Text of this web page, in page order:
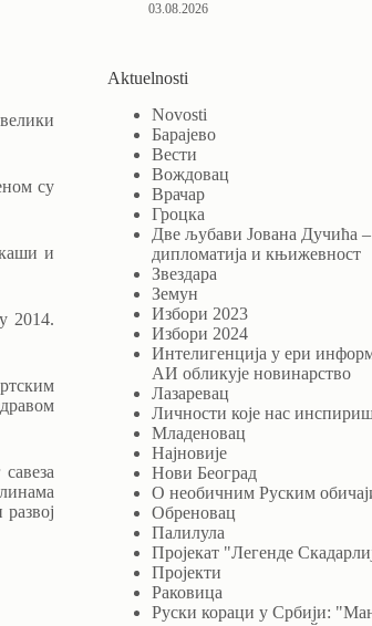
су
и
2014.
03.08.2026
Aktuelnosti
Novosti
Барајево
Вести
Вождовац
Врачар
Гроцка
Две љубави Јована Дучића –
дипломатија и књижевност
Звездара
Земун
Избори 2023
Избори 2024
Интелигенција у ери
АИ обликује новинарство
Лазаревац
Личности које нас
Младеновац
Најновије
Нови Београд
О необичним Руским
Обреновац
Палилула
Пројекат "Легенде
Пројекти
Раковица
Руски кораци у Србији: